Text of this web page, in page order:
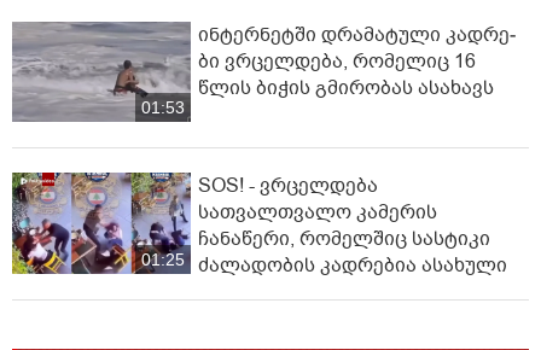
01:53
ინ­ტერ­ნეტ­ში დრა­მა­ტუ­ლი კად­რე­
ბი ვრცელდება, რომელიც 16
წლის ბიჭის გმირობას ასახავს
01:25
SOS! - ვრცელდება
სათვალთვალო კამერის
ჩანაწერი, რომელშიც სასტიკი
ძალადობის კადრებია ასახული